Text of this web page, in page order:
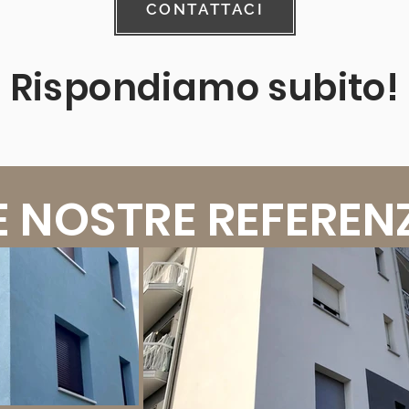
CONTATTACI
Rispondiamo subito!
NOSTRE